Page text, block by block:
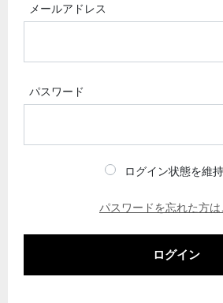
メールアドレス
パスワード
ログイン状態を維
パスワードを忘れた方は
ログイン